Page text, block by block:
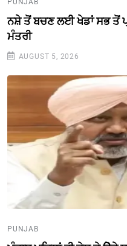
PUNJAB
ਨਸ਼ੇ ਤੋਂ ਬਚਣ ਲਈ ਖੇਡਾਂ ਸਭ ਤੋਂ
ਮੰਤਰੀ
AUGUST 5, 2026
PUNJAB